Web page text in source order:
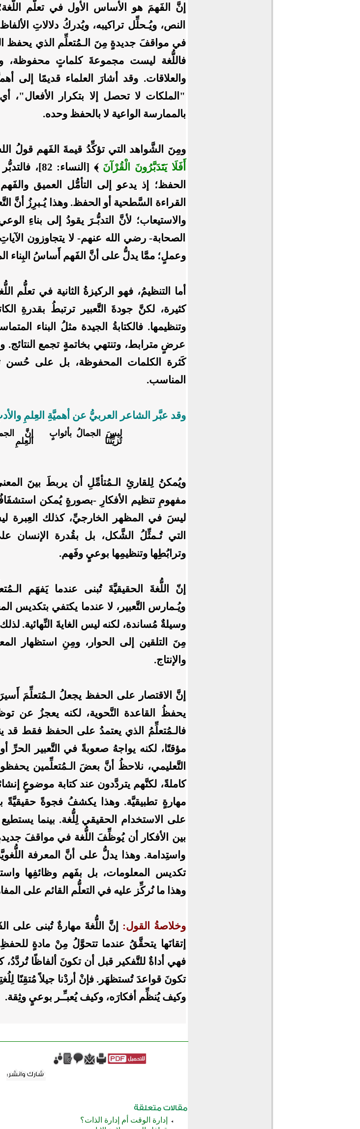
إنَّ الفَهمَ هو الأساس الأول في تعلُّم
النص، ويُـحلِّل تراكيبه، ويُدركُ دلالاتِ
في مواقفَ جديدةٍ مِنَ الـمُتعلِّم الذي يحفظ
فاللُّغة ليست مجموعةَ كلماتٍ محفوظة،
والعلاقات. وقد أشارَ العلماء قديمًا إلى
"الملكات لا تحصل إلا بتكرار الأفعال"،
بالممارسة الواعية لا بالحفظ وحده.
ومِنَ الشَّواهد التي تؤكِّدُ قيمةَ الفَهم قولُ
أَفَلَا يَتَدَبَّرُونَ الْقُرْآنَ
﴾ [النساء:
الحفظ؛ إذ يدعو إلى التأمُّل العميق
القراءة السَّطحية أو الحفظ. وهذا يُـبرِزُ أنَّ
والاستيعاب؛ لأنَّ التدبُّـرَ يقودُ إلى بناءِ
الصحابة- رضي الله عنهم- لا يتجاوزون
وعملٍ؛ ممَّا يدلُّ على أنَّ الفَهم أَساسُ البِناء
أما التنظيمُ، فهو الركيزةُ الثانية في تعلُّم
كثيرة، لكنَّ جودةَ التَّعبير ترتبطُ بقدرةِ
وتنظيمها. فالكتابةُ الجيدة مثلُ البناء
عرضٍ مترابط، وتنتهي بخاتمةٍ تجمع النتائج.
كَثرة الكلمات المحفوظة، بل على حُسن
المناسب.
وقد عبَّر الشاعر العربيُّ عن أهميَّةِ العِلمِ
ليسَ الجمالُ بأثوابٍ
تُزيِّنُنا
إنَّ
ويُمكنُ لِلقارئِ الـمُتأمِّلِ أن يربطَ بينَ
مفهومِ تنظيم الأفكارِ -بصورةٍ يُمكن
ليسَ في المظهر الخارجيِّ، كذلك العِبرة
التي تُـمثِّلُ الشَّكل، بل بقُدرة الإنسان
وترابُطِها وتنظيمِها بوعيٍ وفَهم.
إنّ اللُّغةَ الحقيقيَّةَ تُبنى عندما يَفهَم
ويُـمارس التَّعبير، لا عندما يكتفي بتكديس
وسيلةٌ مُساندة، لكنه ليس الغايةَ النِّهائية.
مِنَ التلقين إلى الحوار، ومِنِ استظهار
والإنتاج.
إنَّ الاقتصار على الحفظ يجعلُ الـمُتعلِّمَ
يحفظُ القاعدة النَّحوية، لكنه يعجزُ عن
فالـمُتعلِّمُ الذي يعتمدُ على الحفظ فقط قد
مؤقتًا، لكنه يواجهُ صعوبةً في التَّعبير الحرِّ
التَّعليمي، نلاحظُ أنَّ بعضَ الـمُتعلِّمين
كاملةً، لكنَّهم يتردَّدون عند كتابة موضوعٍ
مهارةٍ تطبيقيَّة. وهذا يكشفُ فجوةً حقيقيَّةً
على الاستخدام الحقيقي لِلُّغة. بينما يستطيع
بين الأفكار أن يُوظِّفَ اللُّغة في مواقفَ
واستِدامة. وهذا يدلُّ على أنَّ المعرفة
تكديس المعلومات، بل بفَهم وظائفِها
وهذا ما نُركِّز عليه في التعلُّم القائم على
وخلاصةُ القول:
إنَّ اللُّغةَ مهارةٌ تُبنى على
إتقانَها يتحقَّقُ عندما تتحوَّلُ مِنْ مادةٍ للحفظِ
فهي أداةٌ للتَّفكير قبل أن تكونَ ألفاظًا
تكونَ قواعدَ تُستظهَر. فإنْ أردْنا جيلاً مُتقِنًا
وكيف يُنظِّم أفكارَه، وكيف يُعبـِّـر بوعيٍ وثِقة.
إدارة الوقت أم إدارة الذات؟